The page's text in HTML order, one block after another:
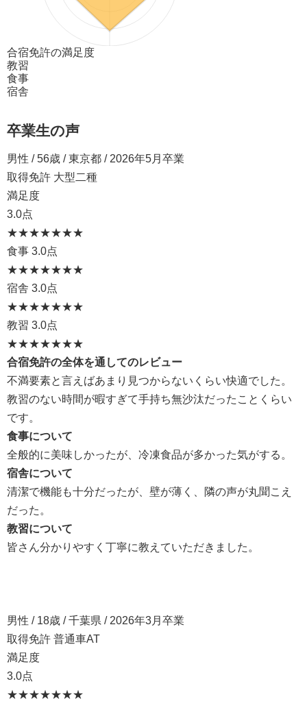
合宿免許の満足度
教習
食事
宿舎
卒業生の声
男性 / 56歳 / 東京都 / 2026年5月卒業
取得免許 大型二種
満足度
3.0点
★★★★★★★
食事 3.0点
★★★★★★★
宿舎 3.0点
★★★★★★★
教習 3.0点
★★★★★★★
合宿免許の全体を通してのレビュー
不満要素と言えばあまり見つからないくらい快適でした。
教習のない時間が暇すぎて手持ち無沙汰だったことくらい
です。
食事について
全般的に美味しかったが、冷凍食品が多かった気がする。
宿舎について
清潔で機能も十分だったが、壁が薄く、隣の声が丸聞こえ
だった。
教習について
皆さん分かりやすく丁寧に教えていただきました。
男性 / 18歳 / 千葉県 / 2026年3月卒業
取得免許 普通車AT
満足度
3.0点
★★★★★★★